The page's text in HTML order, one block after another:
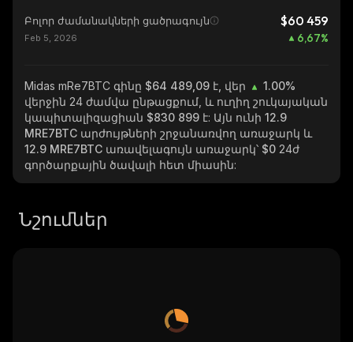
Բոլոր ժամանակների ցածրագույն $60 459
Feb 5, 2026 6,67%
Midas mRe7BTC գինը $64 489,09 է, վեր
1.00%
վերջին 24 ժամվա ընթացքում, և ուղիղ շուկայական
կապիտալիզացիան $830 899 է: Այն ունի 12.9
MRE7BTC արժույթների շրջանառվող առաջարկ և
12.9 MRE7BTC առավելագույն առաջարկ՝ $0 24ժ
գործարքային ծավալի հետ միասին:
Նշումներ